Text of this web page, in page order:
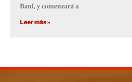
𝐁𝐚𝐧𝐢́, 𝐲 𝐜𝐨𝐦𝐞𝐧𝐳𝐚𝐫𝐚́ 𝐚
Leer más »